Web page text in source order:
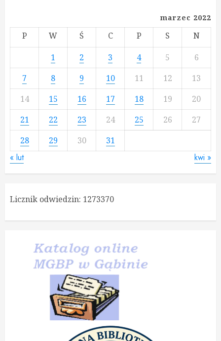
marzec 2022
P W Ś C P S
N
1
2 3 4 5
6
7
8 9 10 11 12
13
14
15 16 17 18 19
20
21
22 23 24 25 26
27
28
29 30 31
« lut kwi »
Licznik odwiedzin: 1273370